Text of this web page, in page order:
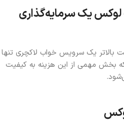
یک سرمایه‌گذاری
بالاتر یک سرویس خواب لاکچری تنها
بخش مهمی از این هزینه به کیفیت